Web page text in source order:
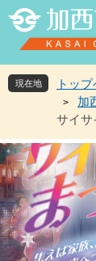
先
頭
。
を
飛
て
本
文
へ
現在地 トッ
> 加
サイサ